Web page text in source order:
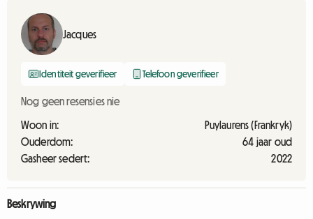
Jacques
Identiteit geverifieer Telefoon geverifieer
Nog geen resensies nie
Woon in:
Puylaurens (Frankryk)
Ouderdom:
64 jaar oud
Gasheer sedert:
2022
Beskrywing